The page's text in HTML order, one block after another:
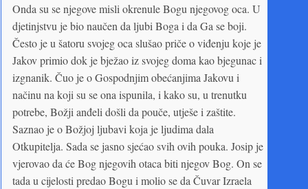
Onda su se njegove misli okrenule Bogu njegovog oca. U
djetinjstvu je bio naučen da ljubi Boga i da Ga se boji.
Često je u šatoru svojeg oca slušao priče o viđenju koje je
Jakov primio dok je bježao iz svojeg doma kao bjegunac i
izgnanik. Čuo je o Gospodnjim obećanjima Jakovu i
načinu na koji su se ona ispunila, i kako su, u trenutku
potrebe, Božji anđeli došli da pouče, utješe i zaštite.
Saznao je o Božjoj ljubavi koja je ljudima dala
Otkupitelja. Sada se jasno sjećao svih ovih pouka. Josip je
vjerovao da će Bog njegovih otaca biti njegov Bog. On se
tada u cijelosti predao Bogu i molio se da Čuvar Izraela